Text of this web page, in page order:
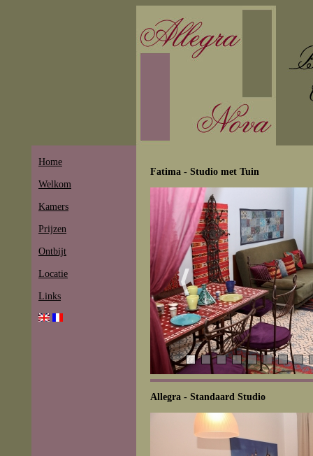
Home
Welkom
Kamers
Prijzen
Ontbijt
Locatie
Links
Fatima - Studio met Tuin
Allegra - Standaard Studio